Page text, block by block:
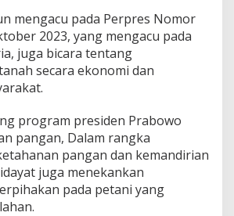
mengacu pada Perpres Nomor
2023, yang mengacu pada
juga bicara tentang
secara ekonomi dan
program presiden Prabowo
pangan, Dalam rangka
pangan dan kemandirian
juga menekankan
pada petani yang